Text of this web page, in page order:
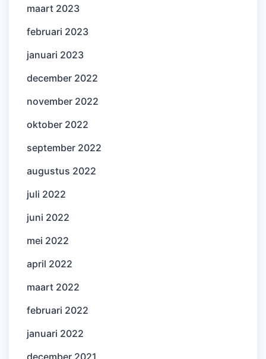
maart 2023
februari 2023
januari 2023
december 2022
november 2022
oktober 2022
september 2022
augustus 2022
juli 2022
juni 2022
mei 2022
april 2022
maart 2022
februari 2022
januari 2022